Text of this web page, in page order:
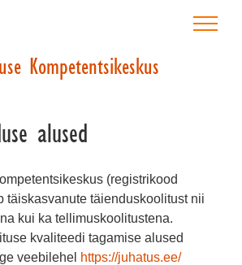
alused
(registrikood
täiskasvanute täienduskoolitust nii
kui ka tellimuskoolitustena.
kvaliteedi tagamise alused
veebilehel https://juhatus.ee/